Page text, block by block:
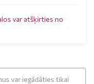
var atšķirties no
var iegādāties tikai